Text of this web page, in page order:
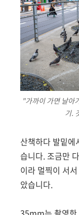
"가까이 가면 날아
기.
산책하다 발밑에
습니다. 조금만
이라 멀찍이 서
았습니다.